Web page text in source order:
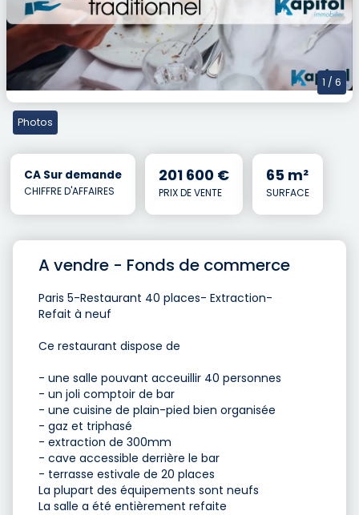
1 / 6
Photos
CA Sur demande
CHIFFRE D'AFFAIRES
201 600 €
PRIX DE VENTE
65 m²
SURFACE
A vendre - Fonds de commerce
Paris 5-Restaurant 40 places- Extraction-
Refait à neuf
Ce restaurant dispose de
- une salle pouvant acceuillir 40 personnes
- un joli comptoir de bar
- une cuisine de plain-pied bien organisée
- gaz et triphasé
- extraction de 300mm
- cave accessible derrière le bar
- terrasse estivale de 20 places
La plupart des équipements sont neufs
La salle a été entièrement refaite